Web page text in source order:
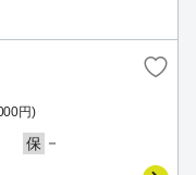
円)
保 －